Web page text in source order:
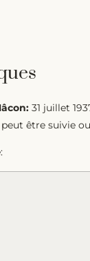
31 juillet
peut être suivie